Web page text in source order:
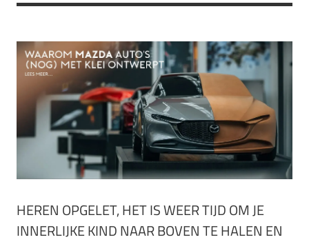
HEREN OPGELET, HET IS WEER TIJD OM JE
INNERLIJKE KIND NAAR BOVEN TE HALEN EN